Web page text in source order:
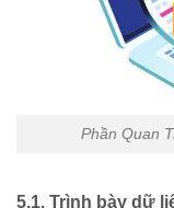
Phần Quan
5.1. Trình bày dữ